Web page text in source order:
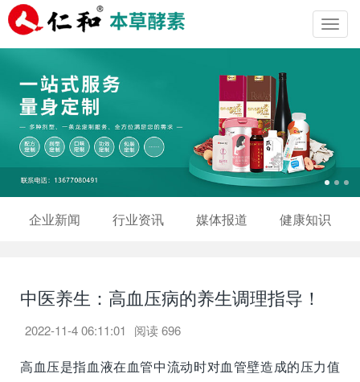
企业新闻 行业资讯 媒体报道 健康知识
中医养生：高血压病的养生调理指导！
2022-11-4 06:11:01 阅读696
高血压是指血液在血管中流动时对血管壁造成的压力值